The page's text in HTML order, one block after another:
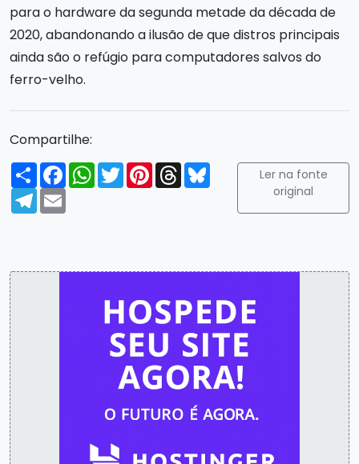
para o hardware da segunda metade da década de
2020, abandonando a ilusão de que distros principais
ainda são o refúgio para computadores salvos do
ferro-velho.
Compartilhe:
Compartilhar
FacebookWhatsApp
TwitterPinterest
ThreadsBluesky
Telegram
Email
Ler na fonte
original